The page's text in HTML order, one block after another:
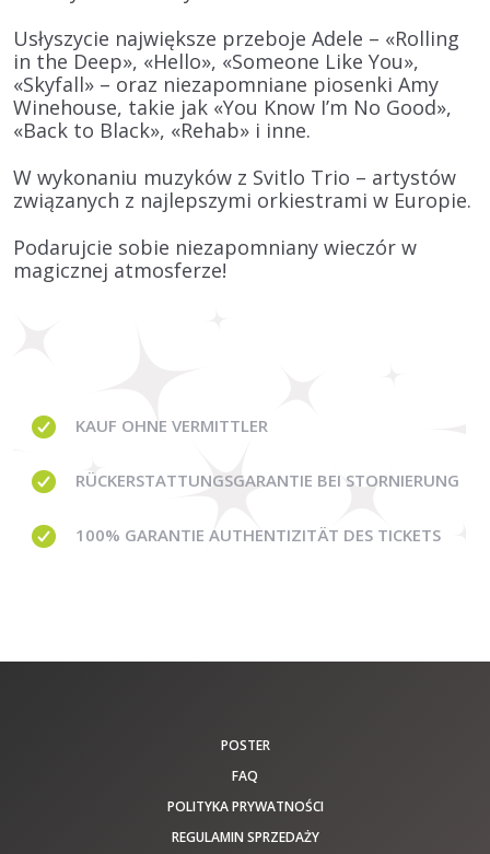
Usłyszycie największe przeboje Adele – «Rolling
in the Deep», «Hello», «Someone Like You»,
«Skyfall» – oraz niezapomniane piosenki Amy
Winehouse, takie jak «You Know I’m No Good»,
«Back to Black», «Rehab» i inne.
W wykonaniu muzyków z Svitlo Trio – artystów
związanych z najlepszymi orkiestrami w Europie.
Podarujcie sobie niezapomniany wieczór w
magicznej atmosferze!
KAUF OHNE VERMITTLER
RÜCKERSTATTUNGSGARANTIE BEI STORNIERUNG
100% GARANTIE AUTHENTIZITÄT DES TICKETS
POSTER
FAQ
POLITYKA PRYWATNOŚCI
REGULAMIN SPRZEDAŻY